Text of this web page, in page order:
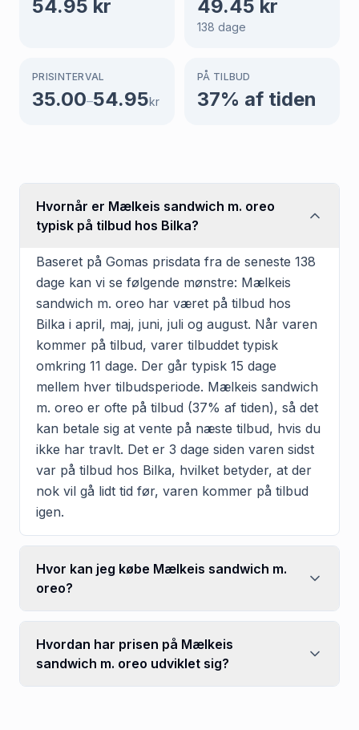
54.95 kr 49.45 kr
138 dage
PRISINTERVAL
35.00–54.95kr
PÅ TILBUD
37% af tiden
Hvornår er Mælkeis sandwich m. oreo
typisk på tilbud hos Bilka?
Baseret på Gomas prisdata fra de seneste 138
dage kan vi se følgende mønstre: Mælkeis
sandwich m. oreo har været på tilbud hos
Bilka i april, maj, juni, juli og august. Når varen
kommer på tilbud, varer tilbuddet typisk
omkring 11 dage. Der går typisk 15 dage
mellem hver tilbudsperiode. Mælkeis sandwich
m. oreo er ofte på tilbud (37% af tiden), så det
kan betale sig at vente på næste tilbud, hvis du
ikke har travlt. Det er 3 dage siden varen sidst
var på tilbud hos Bilka, hvilket betyder, at der
nok vil gå lidt tid før, varen kommer på tilbud
igen.
Hvor kan jeg købe Mælkeis sandwich m.
oreo?
Hvordan har prisen på Mælkeis
sandwich m. oreo udviklet sig?